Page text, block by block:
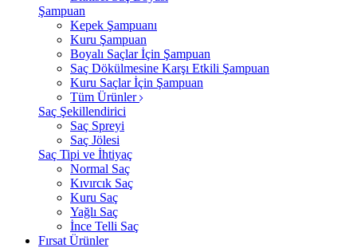
Şampuan
Kepek Şampuanı
Kuru Şampuan
Boyalı Saçlar İçin Şampuan
Saç Dökülmesine Karşı Etkili Şampuan
Kuru Saçlar İçin Şampuan
Tüm Ürünler
Saç Şekillendirici
Saç Spreyi
Saç Jölesi
Saç Tipi ve İhtiyaç
Normal Saç
Kıvırcık Saç
Kuru Saç
Yağlı Saç
İnce Telli Saç
Fırsat Ürünler